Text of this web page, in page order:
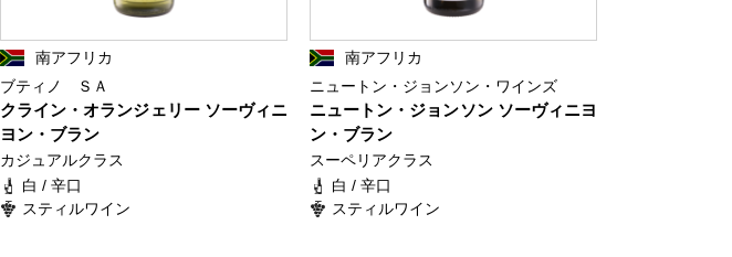
南アフリカ
ブティノ ＳＡ
クライン・オランジェリー ソーヴィニ
ヨン・ブラン
カジュアルクラス
白 / 辛口
スティルワイン
南アフリカ
ニュートン・ジョンソン・ワインズ
ニュートン・ジョンソン ソーヴィニヨ
ン・ブラン
スーペリアクラス
白 / 辛口
スティルワイン